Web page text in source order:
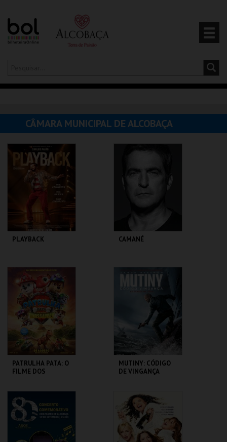
Olá,iniciar sessão
CARRINHO
EVENTOS
CARTÕES
PRODUTOS
CÂMARA MUNICIPAL DE ALCOBAÇA
PLAYBACK
CINE-TEATRO DE
ALCOBAÇA
MAIS INFO
COMPRAR
CAMANÉ
CINE-TEATRO DE
MAIS INFO
COMPRAR
PATRULHA PATA: O
FILME DOS
CINE-TEATRO DE
ALCOBAÇA
MAIS INFO
MUTINY: CÓDIGO
DE VINGANÇA
CINE-TEATRO DE
ALCOBAÇA
MAIS INFO